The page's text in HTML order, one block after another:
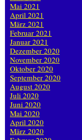
Mai 2021
April 2021
März 2021
Februar 2021
Januar 2021
Dezember 2020
November 2020
Oktober 2020
September 2020
August 2020
Juli 2020
Juni 2020
Mai 2020
April 2020
März 2020